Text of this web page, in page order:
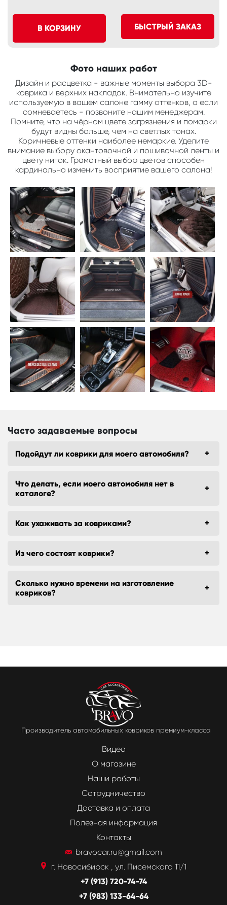
В КОРЗИНУ БЫСТРЫЙ ЗАКАЗ
Фото наших работ
Дизайн и расцветка - важные моменты выбора 3D-
коврика и верхних накладок. Внимательно изучите
используемую в вашем салоне гамму оттенков, а если
сомневаетесь - позвоните нашим менеджерам.
Помните, что на чёрном цвете загрязнения и помарки
будут видны больше, чем на светлых тонах.
Коричневые оттенки наиболее немаркие. Уделите
внимание выбору окантовочной и пошивочной ленты и
цвету ниток. Грамотный выбор цветов способен
кардинально изменить восприятие вашего салона!
Часто задаваемые вопросы
Подойдут ли коврики для моего автомобиля?
Что делать, если моего автомобиля нет в
каталоге?
Как ухаживать за ковриками?
Из чего состоят коврики?
Сколько нужно времени на изготовление
ковриков?
Производитель автомобильных ковриков премиум-класса
Видео
О магазине
Наши работы
Сотрудничество
Доставка и оплата
Полезная информация
Контакты
bravocar.ru@gmail.com
г. Новосибирск , ул. Писемского 11/1
+7 (913) 720-74-74
+7 (983) 133-64-64